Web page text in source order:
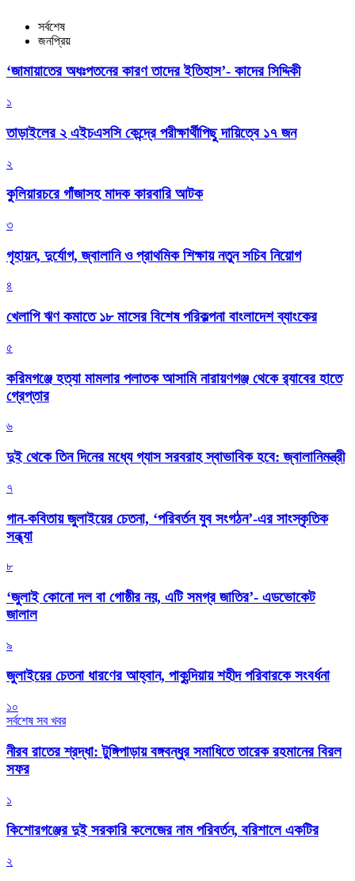
সর্বশেষ
জনপ্রিয়
‘জামায়াতের অধঃপতনের কারণ তাদের ইতিহাস’- কাদের সিদ্দিকী
১
তাড়াইলের ২ এইচএসসি কেন্দ্রে পরীক্ষার্থীপিছু দায়িত্বে ১৭ জন
২
কুলিয়ারচরে গাঁজাসহ মাদক কারবারি আটক
৩
গৃহায়ন, দুর্যোগ, জ্বালানি ও প্রাথমিক শিক্ষায় নতুন সচিব নিয়োগ
৪
খেলাপি ঋণ কমাতে ১৮ মাসের বিশেষ পরিকল্পনা বাংলাদেশ ব্যাংকের
৫
করিমগঞ্জে হত্যা মামলার পলাতক আসামি নারায়ণগঞ্জ থেকে র‌্যাবের হাতে
গ্রেপ্তার
৬
দুই থেকে তিন দিনের মধ্যে গ্যাস সরবরাহ স্বাভাবিক হবে: জ্বালানিমন্ত্রী
৭
গান-কবিতায় জুলাইয়ের চেতনা, ‘পরিবর্তন যুব সংগঠন’-এর সাংস্কৃতিক
সন্ধ্যা
৮
‘জুলাই কোনো দল বা গোষ্ঠীর নয়, এটি সমগ্র জাতির’- এডভোকেট
জালাল
৯
জুলাইয়ের চেতনা ধারণের আহ্বান, পাকুন্দিয়ায় শহীদ পরিবারকে সংবর্ধনা
১০
সর্বশেষ সব খবর
নীরব রাতের শ্রদ্ধা: টুঙ্গিপাড়ায় বঙ্গবন্ধুর সমাধিতে তারেক রহমানের বিরল
সফর
১
কিশোরগঞ্জের দুই সরকারি কলেজের নাম পরিবর্তন, বরিশালে একটির
২